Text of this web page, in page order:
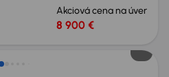
Akciová cena na úver
8 900 €